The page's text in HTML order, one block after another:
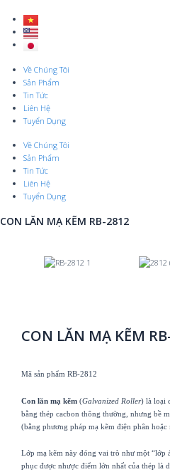
content
Về Chúng Tôi
Sản Phẩm
Tin Tức
Liên Hệ
Tuyển Dụng
Menu
Về Chúng Tôi
Sản Phẩm
Tin Tức
Liên Hệ
Tuyển Dụng
CON LĂN MẠ KẼM RB-2812
Previous
CON LĂN MẠ KẼM
Mã sản phẩm RB-2812
Con lăn mạ kẽm (Galvanized Roller) là loại
bằng thép cacbon thông thường, nhưng bề
(bằng phương pháp mạ kẽm điện phân hoặc
Lớp mạ kẽm này đóng vai trò như một “lớp
phục được nhược điểm lớn nhất của thép là